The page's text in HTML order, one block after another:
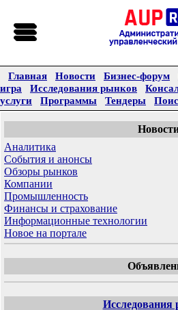
Главная Новости Бизнес-форум
игра
Исследования рынков
услуги
Программы Тендеры
Аналитика
События и анонсы
Обзоры рынков
Компании
Промышленность
Финансы и страхование
Информационные технологии
Новое на портале
Исследования